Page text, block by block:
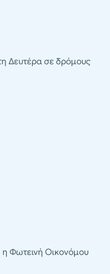
Δευτέρα σε δρόμους
Φωτεινή Οικονόμου